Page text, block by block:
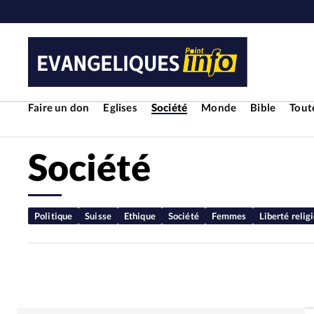
Faire un don Eglises Société Monde Bible
RUBRIQUES
Toute l'actualité Bible
Société
Politique Suisse Ethique Société Femmes Liberté